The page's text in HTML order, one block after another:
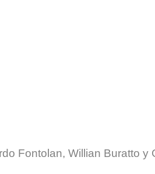
Fontolan, Willian Buratto y